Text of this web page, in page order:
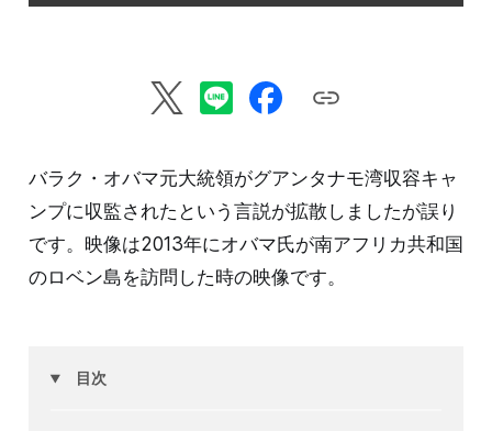
バラク・オバマ元大統領がグアンタナモ湾収容キャ
ンプに収監されたという言説が拡散しましたが誤り
です。映像は2013年にオバマ氏が南アフリカ共和国
のロベン島を訪問した時の映像です。
目次